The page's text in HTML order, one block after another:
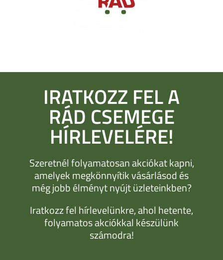
IRATKOZZ FEL A
RÁD CSEMEGE
HÍRLEVELÉRE!
Szeretnél folyamatosan akciókat kapni,
amelyek megkönnyítik vásárlásod és
még jobb élményt nyújt üzleteinkben?
Iratkozz fel hírlevelünkre, ahol hetente,
folyamatos akciókkal készülünk
számodra!